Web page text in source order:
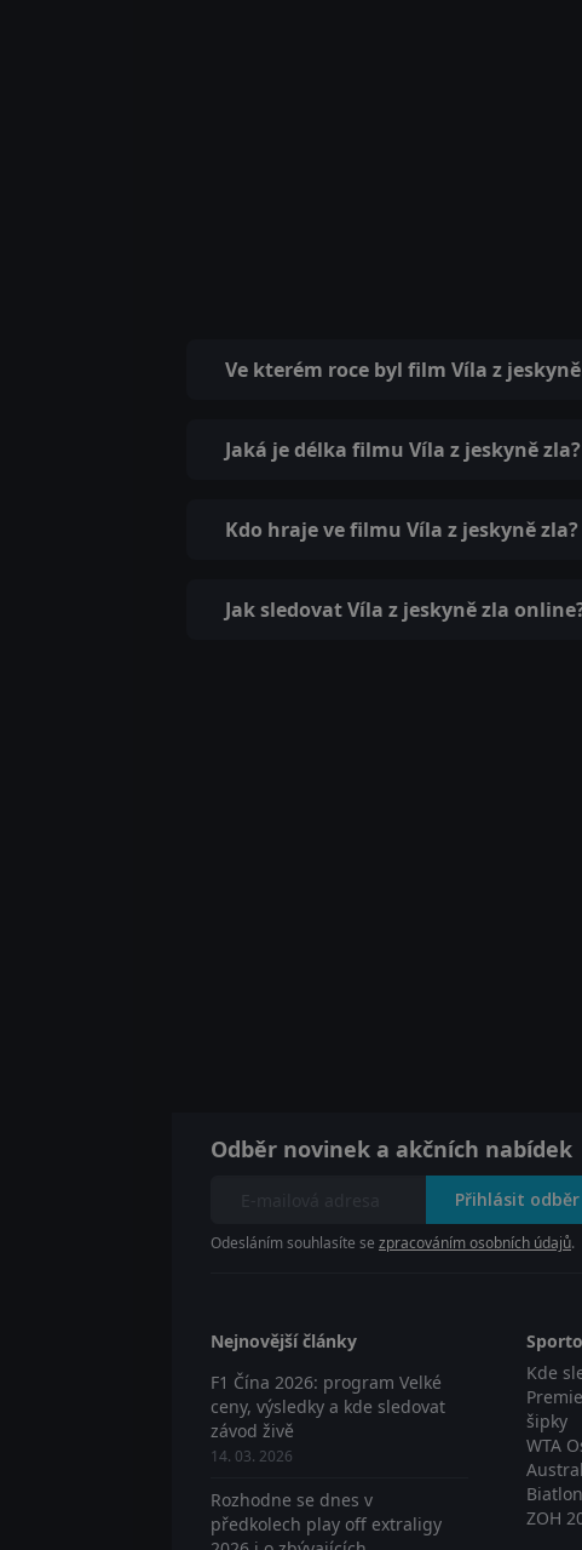
Ve kterém roce byl film Víla z
Jaká je délka filmu Víla z jeskyně zla?
Kdo hraje ve filmu Víla z jeskyně zla?
Jak sledovat Víla z jeskyně zla
Odběr novinek a akčních nabídek
Přihlásit odběr
Odesláním souhlasíte se zpracováním osobních údajů.
Nejnovější články
F1 Čína 2026: program Velké
ceny, výsledky a kde sledovat
závod živě
14. 03. 2026
Rozhodne se dnes v
předkolech play off extraligy
Kde
šipky
WTA
ZOH